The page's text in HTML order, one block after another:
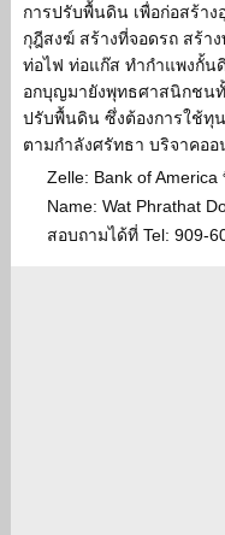
การปรับพื้นดิน เพื่อก่อสร้าง
กุฎีสงฆ์ สร้างที่จอดรถ สร้า
ท่อไฟ ท่อแก๊ส ทำกำแพงกั้น
อกบุญมายังพุทธศาสนิกชน
ปรับพื้นดิน ซึ่งต้องการใช้ทุ
ตามกำลังศรัทธา บริจาคอ
Zelle: Bank of
Name: Wat Phrathat
สอบถามได้ที่ Tel: 909-